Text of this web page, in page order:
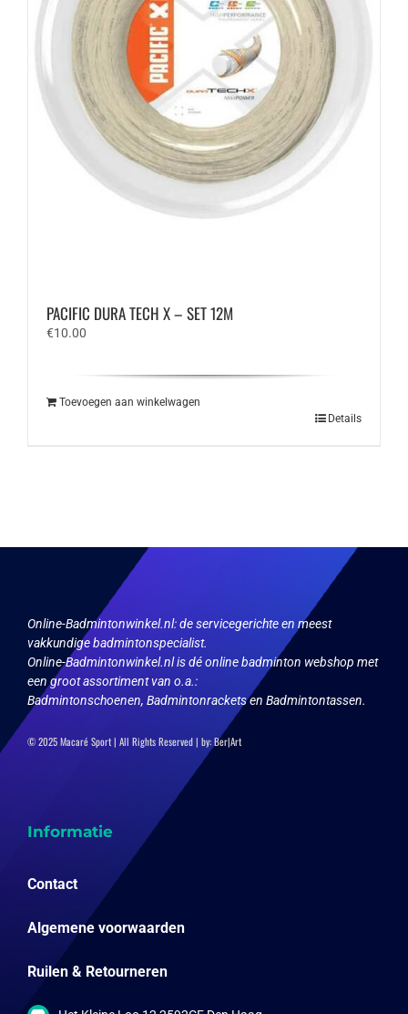
PACIFIC DURA TECH X – SET 12M
€10.00
Toevoegen aan winkelwagen
Details
Online-Badmintonwinkel.nl:de servicegerichte en meest
vakkundige badmintonspecialist.
Online-Badmintonwinkel.nl is dé online badminton webshop met
een groot assortiment van o.a.:
Badmintonschoenen, Badmintonrackets en Badmintontassen.
© 2025 Macaré Sport | All Rights Reserved | by:Ber|Art
Informatie
Contact
Algemene voorwaarden
Ruilen & Retourneren